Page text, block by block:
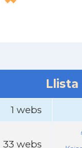
1 webs
33 webs